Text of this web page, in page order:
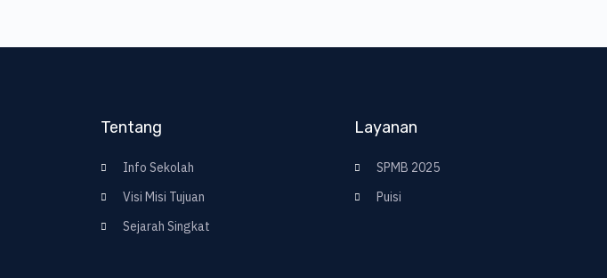
Tentang
Info Sekolah
Visi Misi Tujuan
Sejarah Singkat
Layanan
SPMB 2025
Puisi